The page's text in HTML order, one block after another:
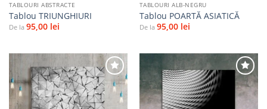
TABLOURI ABSTRACTE
Tablou TRIUNGHIURI
De la 95,00 lei
TABLOURI ALB-NEGRU
Tablou POARTĂ ASIATICĂ
De la 95,00 lei
Adaugă